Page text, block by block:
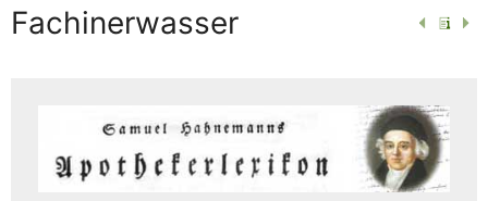
Fachinerwasser